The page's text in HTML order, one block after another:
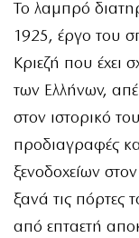
Το λαμπρό
1925, έργο του
Κριεζή που έχει
των Ελλήνων,
στον ιστορικό
προδιαγραφές
ξενοδοχείων
ξανά τις πόρτες
από επταετή